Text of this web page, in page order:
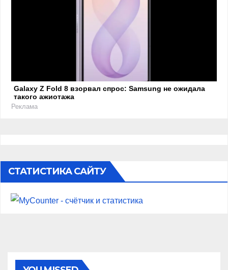
Galaxy Z Fold 8 взорвал спрос: Samsung не ожидала
такого ажиотажа
Реклама
СТАТИСТИКА САЙТУ